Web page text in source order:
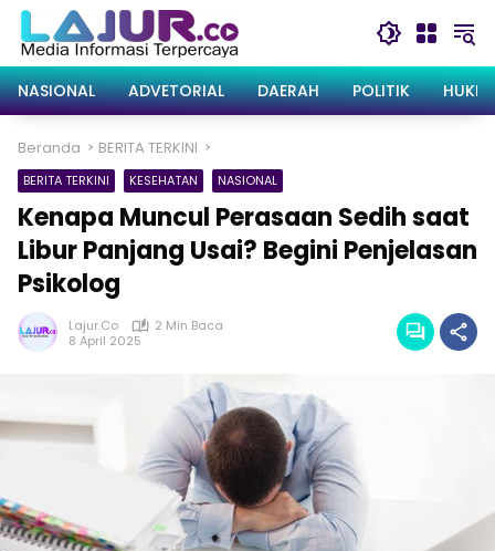
Langsung
konten
NASIONAL
ADVETORIAL DAERAH POLITIK
Beranda BERITA TERKINI
BERITA TERKINI KESEHATAN NASIONAL
Kenapa Muncul Perasaan Sedih saat
Libur Panjang Usai? Begini Penjelasan
Psikolog
Lajur.co
2 Min Baca
8 April 2025